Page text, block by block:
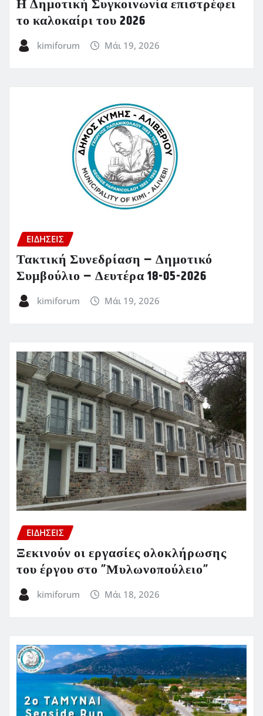
Η Δημοτική Συγκοινωνία επιστρέφει
το καλοκαίρι του 2026
kimiforum Μάι 19, 2026
ΕΙΔΗΣΕΙΣ
Τακτική Συνεδρίαση – Δημοτικό
Συμβούλιο – Δευτέρα 18-05-2026
kimiforum Μάι 19, 2026
ΕΙΔΗΣΕΙΣ
Ξεκινούν οι εργασίες ολοκλήρωσης
του έργου στο ”Μυλωνοπούλειο”
kimiforum Μάι 18, 2026